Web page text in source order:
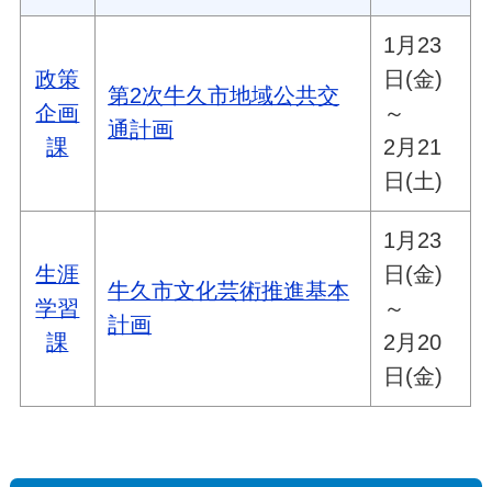
政策
企画
課
第2次牛久市地域公共交
通計画
1月23
日(金)
～
2月21
日(土)
生涯
学習
課
牛久市文化芸術推進基本
計画
1月23
日(金)
～
2月20
日(金)